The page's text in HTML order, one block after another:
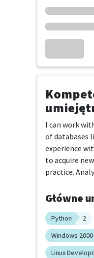
I can work
of databases
experience
to acquire
practice.
Główne
Python 2
Windows 2000
Linux